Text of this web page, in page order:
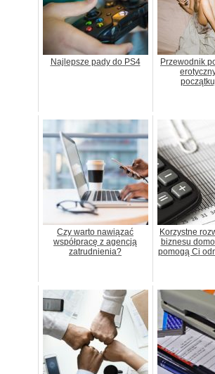
Najlepsze pady do PS4
Przewodnik
Czy warto nawiązać
współpracę z agencją
zatrudnienia?
Korzystne
biznesu
pomogą Ci